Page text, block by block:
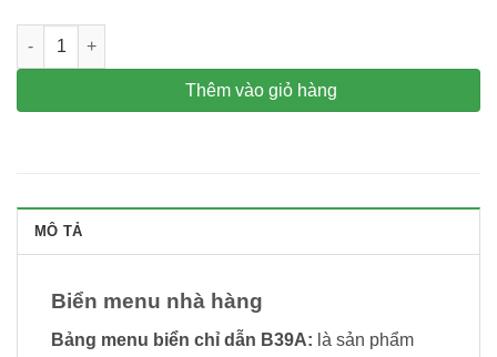
Biển menu có bóng đèn, bảng chỉ dẫn cho nhà hàng, khách
Thêm vào giỏ hàng
MÔ TẢ
Biển menu nhà hàng
Bảng menu biển chỉ dẫn B39A: là sản phẩm